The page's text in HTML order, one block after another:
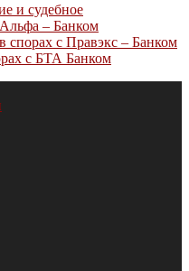
и судебное
Альфа – Банком
спорах с Правэкс – Банком
с БТА Банком